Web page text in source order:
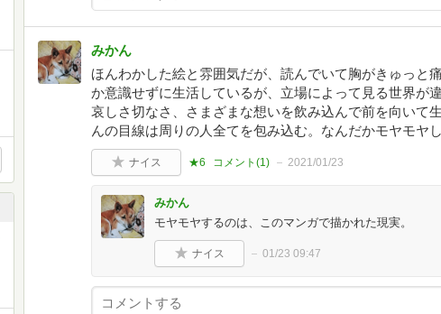
みかん
ほんわかした絵と雰囲気だが、読んでいて胸がきゅっと
か意識せずに生活しているが、立場によって見る世界が
哀しさ切なさ、さまざまな想いを飲み込んで前を向いて
んの目線は周りの人全てを包み込む。なんだかモヤモヤし
ナイス ★6 コメント(1) 2021/01/23
みかん
モヤモヤするのは、このマンガで描かれた現実。
ナイス 01/23 09:47